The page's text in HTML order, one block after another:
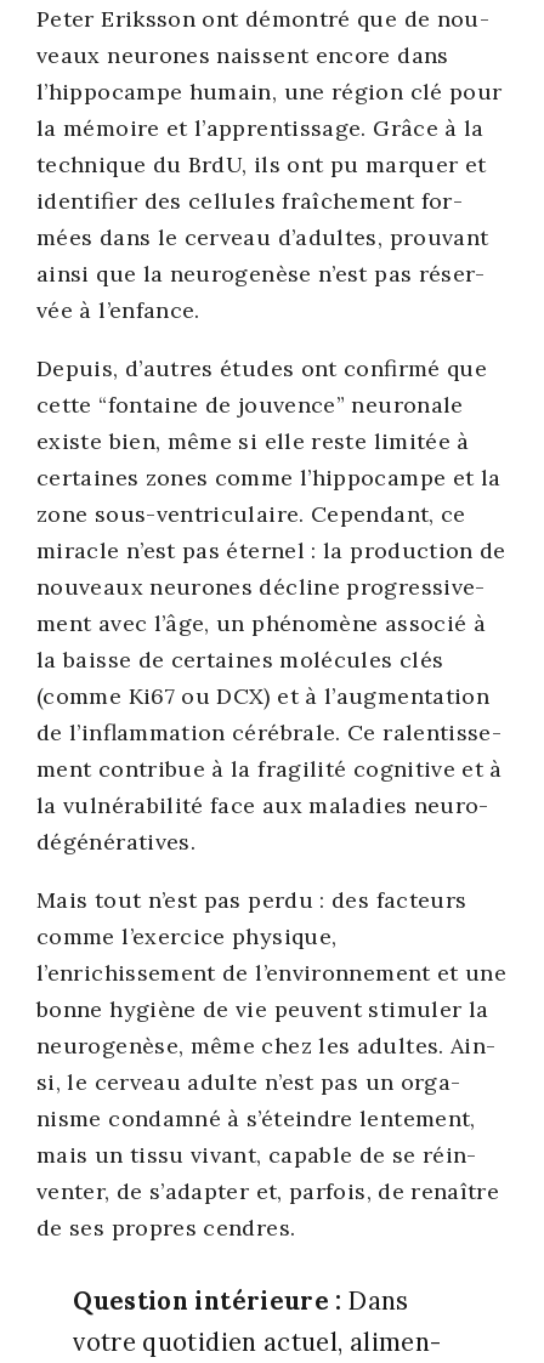
Peter Eriks­son ont démon­tré que de nou­
veaux neu­rones naissent encore dans
l’hippocampe humain, une région clé pour
la mémoire et l’apprentissage. Grâce à la
tech­nique du BrdU, ils ont pu mar­quer et
iden­ti­fier des cel­lules fraî­che­ment for­
mées dans le cer­veau d’adultes, prou­vant
ain­si que la neu­ro­ge­nèse n’est pas réser­
vée à l’enfance.
Depuis, d’autres études ont confir­mé que
cette “fon­taine de jou­vence” neu­ro­nale
existe bien, même si elle reste limi­tée à
cer­taines zones comme l’hippocampe et la
zone sous-ven­tri­cu­laire. Cepen­dant, ce
miracle n’est pas éter­nel : la pro­duc­tion de
nou­veaux neu­rones décline pro­gres­si­ve­
ment avec l’âge, un phé­no­mène asso­cié à
la baisse de cer­taines molé­cules clés
(comme Ki67 ou DCX) et à l’augmentation
de l’inflammation céré­brale. Ce ralen­tis­se­
ment contri­bue à la fra­gi­li­té cog­ni­tive et à
la vul­né­ra­bi­li­té face aux mala­dies neu­ro­
dé­gé­né­ra­tives.
Mais tout n’est pas per­du : des fac­teurs
comme l’exercice phy­sique,
l’enrichissement de l’environnement et une
bonne hygiène de vie peuvent sti­mu­ler la
neu­ro­ge­nèse, même chez les adultes. Ain­
si, le cer­veau adulte n’est pas un orga­
nisme condam­né à s’éteindre len­te­ment,
mais un tis­su vivant, capable de se réin­
ven­ter, de s’adapter et, par­fois, de renaître
de ses propres cendres.
Ques­tion inté­rieure : Dans
votre quo­ti­dien actuel, ali­men­